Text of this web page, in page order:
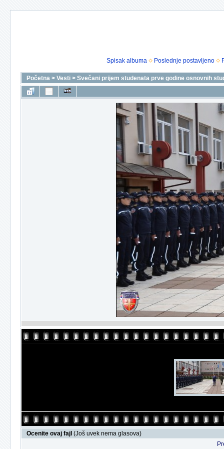
Spisak albuma Poslednje postavljeno
Početna > Vesti > Svečani prijem studenata prve godine osnovnih
Ocenite ovaj fajl (Još uvek nema glasova)